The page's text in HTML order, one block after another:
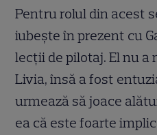
Pentru rolul din acest
iubeşte în prezent cu
lecţii de pilotaj. El nu a
Livia, însă a fost
urmează să joace
ea că este foarte